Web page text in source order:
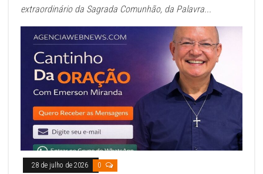
extraordinário da Sagrada Comunhão, da Palavra...
28 de julho de 2026 0